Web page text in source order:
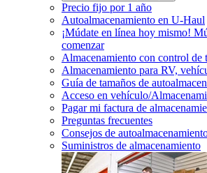
Precio fijo por 1 año
Autoalmacenamiento en U-Haul
¡Múdate en línea hoy mismo!
comenzar
Almacenamiento con control de
Almacenamiento para RV,
Guía de tamaños de
Acceso en vehículo/
Pagar mi factura de
Preguntas frecuentes
Consejos de
Suministros de almacenamiento